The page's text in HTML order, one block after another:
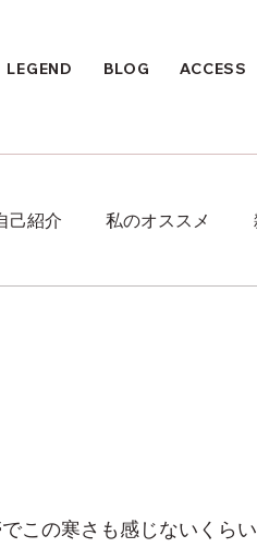
LEGEND BLOG ACCESS
己紹介 私のオススメ
この寒さも感じないくら